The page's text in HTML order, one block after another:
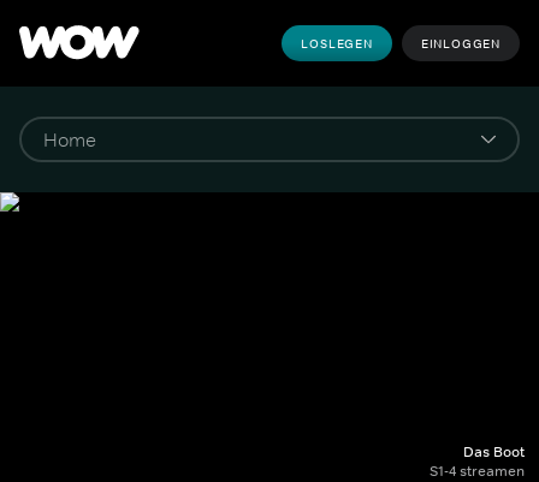
LOSLEGEN EINLOGGEN
Das Boot
S1-4 streamen